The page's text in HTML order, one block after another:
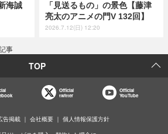
海誠
「見送るもの」の景色【藤津
亮太のアニメの門V 132回】
2026.7.12(日) 12:20
事
TOP
Official
twitter
Official
YouTube
告掲載 会社概要 個人情報保護方針